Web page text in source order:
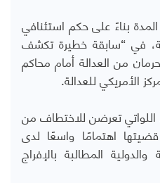
بناءً على حكم استئنافي
في “سابقة خطيرة تكشف
من العدالة أمام محاكم
الأمريكي للعدالة.
اللواتي تعرضن للاختطاف من
اهتمامًا واسعًا لدى
المطالبة بالإفراج